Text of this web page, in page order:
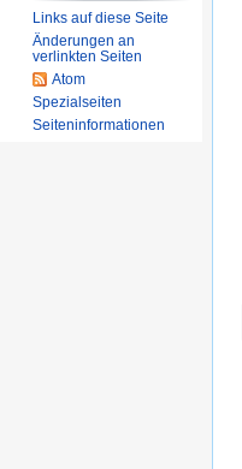
Links auf diese Seite
Änderungen an
verlinkten Seiten
Atom
Spezialseiten
Seiten­informationen